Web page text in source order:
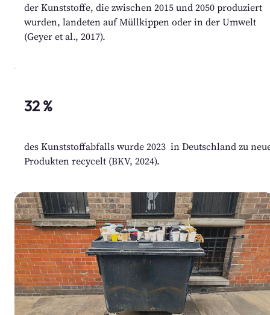
der Kunststoffe, die zwischen 2015 und 2050 produziert
wurden, landeten auf Müllkippen oder in der Umwelt
(Geyer et al., 2017).
32 %
des Kunststoffabfalls wurde 2023  in Deutschland zu
Produkten recycelt (BKV, 2024).